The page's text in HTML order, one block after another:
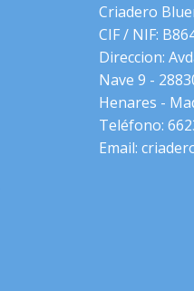
Criadero
CIF / NIF:
Direccion:
Nave 9 -
Henares -
Teléfono:
Email: